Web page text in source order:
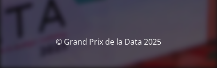
© Grand Prix de la Data 2025